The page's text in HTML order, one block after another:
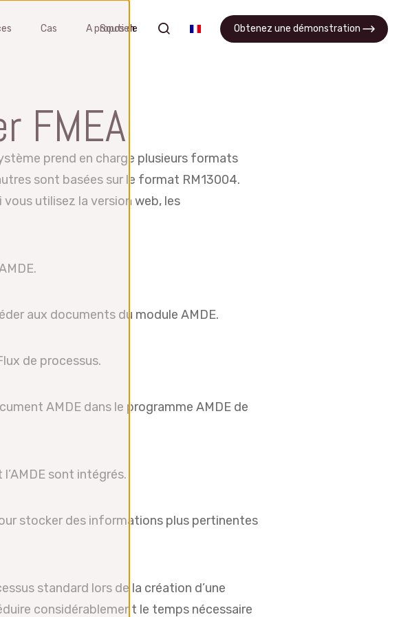
jauges, vos
et toutes les études
des jauges
démonstration
équipes
Logiciel APQP
Obtenez une démonstration
Cas A propos de
Soutien Obtenez une démonstration
FMEA
prend en charge plusieurs formats
sont basées sur le format RM13004.
utilisez la version web, les
aux documents du module AMDE.
de processus.
AMDE dans le programme AMDE de
sont intégrés.
stocker des informations plus pertinentes
standard lors de la création d’une
considérablement le temps nécessaire